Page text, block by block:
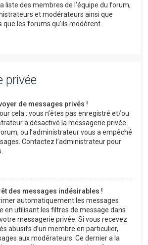
liste des membres de l’équipe du forum,
et modérateurs ainsi que
que les forums qu’ils modèrent.
privée
de messages privés !
cela : vous n’êtes pas enregistré et/ou
a désactivé la messagerie privée
ou l’administrateur vous a empêché
Contactez l’administrateur pour
des messages indésirables !
automatiquement les messages
en utilisant les filtres de message dans
messagerie privée. Si vous recevez
abusifs d’un membre en particulier,
aux modérateurs. Ce dernier a la